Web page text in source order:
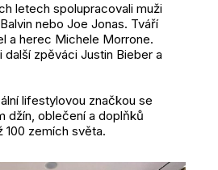
letech spolupracovali muži
nebo Joe Jonas. Tváří
a herec Michele Morrone.
další zpěváci Justin Bieber a
lifestylovou značkou se
džín, oblečení a doplňků
zemích světa.